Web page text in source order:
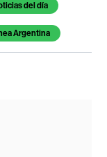
del día
Argentina